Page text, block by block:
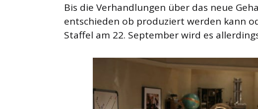
Bis die Verhandlungen über das neue
entschieden ob produziert werden kann
Staffel am 22. September wird es